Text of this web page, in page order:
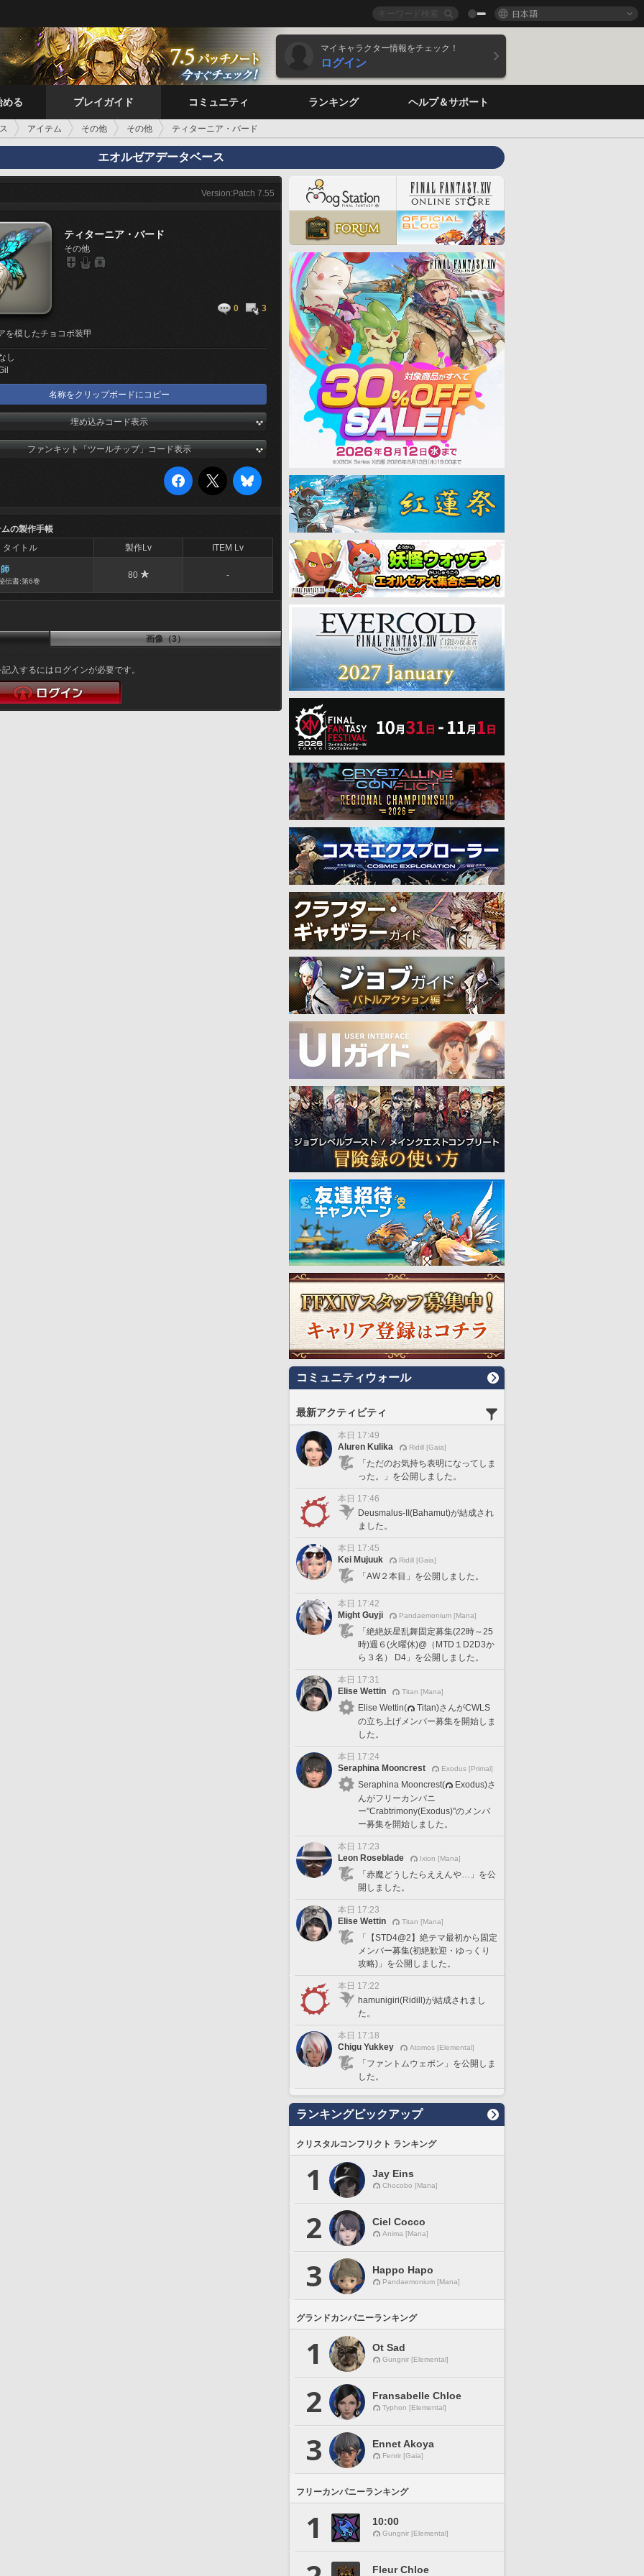
日本語
マイキャラクター情報をチェック！
ログイン
める プレイガイド コミュニティ ランキング ヘルプ＆サポート
アイテム その他 その他 ティターニア・バード
エオルゼアデータベース
Version:Patch 7.55
ティターニア・バード
その他
0 3
を模したチョコボ装甲
し
名称をクリップボードにコピー
埋め込みコード表示
ファンキット「ツールチップ」コード表示
の製作手帳
タイトル
製作Lv ITEM Lv
伝書:第6巻
80 -
画像（3）
入するにはログインが必要です。
コミュニティウォール
最新アクティビティ
本日 17:49
Aluren Kulika
Ridill [Gaia]
「ただのお気持ち表明になってしま
った。」を公開しました。
本日 17:46
Deusmalus-II(Bahamut)が結成され
ました。
本日 17:45
Kei Mujuuk
Ridill [Gaia]
「AW２本目」を公開しました。
本日 17:42
Might Guyji
Pandaemonium [Mana]
「絶絶妖星乱舞固定募集(22時～25
時)週６(火曜休)@（MTD１D2D3か
ら３名） D4」を公開しました。
本日 17:31
Elise Wettin
Titan [Mana]
Elise Wettin(
Titan)さんがCWLS
の立ち上げメンバー募集を開始しま
した。
本日 17:24
Seraphina Mooncrest
Exodus [Primal]
Seraphina Mooncrest(
Exodus)さ
んがフリーカンパニ
ー"Crabtrimony(Exodus)"のメンバ
ー募集を開始しました。
本日 17:23
Leon Roseblade
Ixion [Mana]
「赤魔どうしたらええんや…」を公
開しました。
本日 17:23
Elise Wettin
Titan [Mana]
「【STD4@2】絶テマ最初から固定
メンバー募集(初絶歓迎・ゆっくり
攻略)」を公開しました。
本日 17:22
hamunigiri(Ridill)が結成されまし
た。
本日 17:18
Chigu Yukkey
Atomos [Elemental]
「ファントムウェポン」を公開しま
した。
ランキングピックアップ
クリスタルコンフリクト ランキング
1 Jay Eins
Chocobo [Mana]
2 Ciel Cocco
Anima [Mana]
3 Happo Hapo
Pandaemonium [Mana]
グランドカンパニーランキング
1 Ot Sad
Gungnir [Elemental]
2 Fransabelle Chloe
Typhon [Elemental]
3 Ennet Akoya
Fenrir [Gaia]
フリーカンパニーランキング
1 10:00
Gungnir [Elemental]
Fleur Chloe